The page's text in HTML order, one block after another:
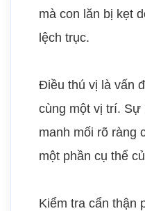
mà con lăn bị kẹt
lệch trục.
Điều thú vị là vấn
cùng một vị trí.
manh mối rõ ràng
một phần cụ thể
Kiểm tra cẩn thận